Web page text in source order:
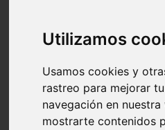
Utilizamos
Usamos cookies y
rastreo para mejorar
navegación en nuestra
mostrarte contenidos
Valencia - valencia
Málaga - nerja
A-coruña - santiago-de-
Tarragona - tarragona
Asturias - gijón
Girona - figueres